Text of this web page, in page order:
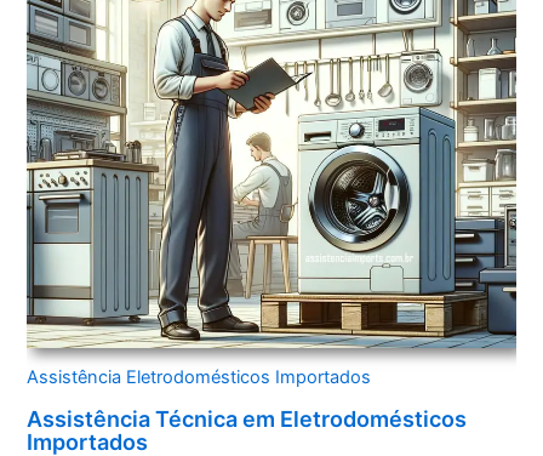
Assistência Eletrodomésticos Importados
Assistência Técnica em Eletrodomésticos
Importados